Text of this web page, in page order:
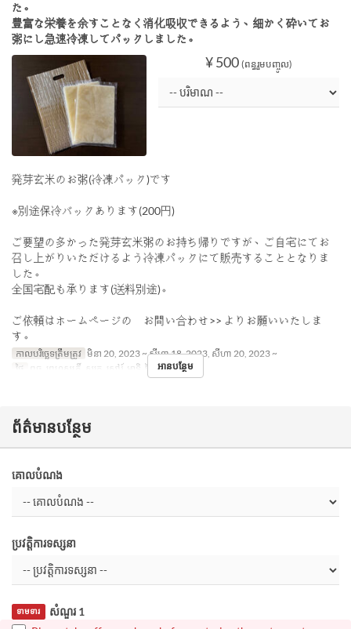
た。
豊富な栄養を余すことなく消化吸収できるよう、細かく砕いてお
粥にし急速冷凍してパックしました。
¥ 500 (ពន្ធរួមបញ្ចូល)
発芽玄米のお粥(冷凍パック)です
※別途保冷バックあります(200円)
ご要望の多かった発芽玄米粥のお持ち帰りですが、ご自宅にてお
召し上がりいただけるよう冷凍パックにて販売することとなりま
した。
全国宅配も承ります(送料別途)。
ご依頼はホームページの お問い合わせ>> よりお願いいたしま
す。
កាលបរិច្ឆេទត្រឹមត្រូវ មិនា 20, 2023 ~ សីហា 18, 2023, សីហា 20, 2023 ~
ថ្ងៃ
ពុធ, ព្រហស្បតិ៍, សុក្រ, សៅរ៍, អាទិ, ថ្ងៃឈប់អានបន្ថែម
ព័ត៌មានបន្ថែម
គោលបំណង
ប្រវត្តិការទស្សនា
សំណួរ 1
ទាមទារ